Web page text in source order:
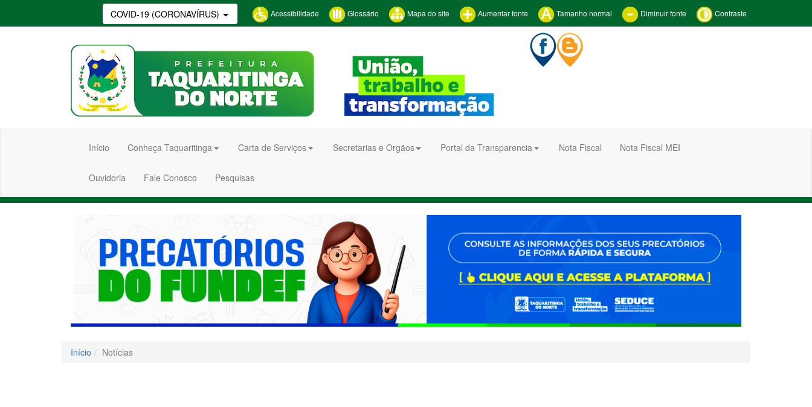
COVID-19 (CORONAVÍRUS) Acessibilidade Glossário Mapa do site Aumentar fonte Tamanho normal Diminuir fonte Contraste
Início Conheça Taquaritinga Carta de Serviços Secretarias e Orgãos Portal da Transparencia Nota Fiscal Nota Fiscal MEI
Ouvidoria Fale Conosco Pesquisas
Início Notícias